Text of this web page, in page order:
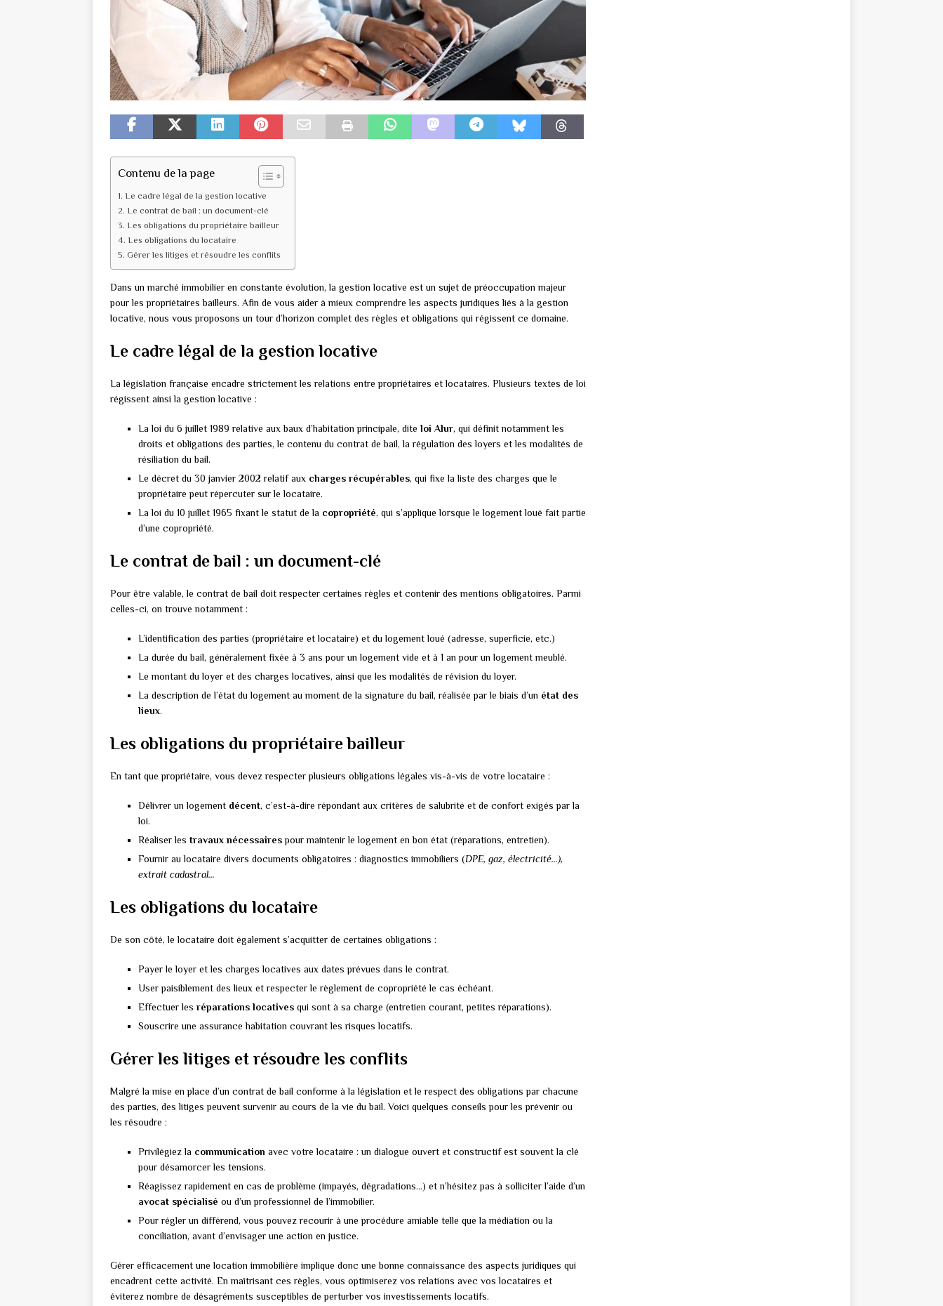
Contenu de la page
Le cadre légal de la gestion locative
Le contrat de bail : un document-clé
Les obligations du propriétaire bailleur
Les obligations du locataire
Gérer les litiges et résoudre les conflits
Dans un marché immobilier en constante évolution, la gestion locative est un sujet de préoccupation majeur
pour les propriétaires bailleurs. Afin de vous aider à mieux comprendre les aspects juridiques liés à la gestion
locative, nous vous proposons un tour d’horizon complet des règles et obligations qui régissent ce domaine.
Le cadre légal de la gestion locative
La législation française encadre strictement les relations entre propriétaires et locataires. Plusieurs textes de loi
régissent ainsi la gestion locative :
La loi du 6 juillet 1989 relative aux baux d’habitation principale, dite loi Alur, qui définit notamment les
droits et obligations des parties, le contenu du contrat de bail, la régulation des loyers et les modalités de
résiliation du bail.
Le décret du 30 janvier 2002 relatif aux charges récupérables, qui fixe la liste des charges que le
propriétaire peut répercuter sur le locataire.
La loi du 10 juillet 1965 fixant le statut de la copropriété, qui s’applique lorsque le logement loué fait partie
d’une copropriété.
Le contrat de bail : un document-clé
Pour être valable, le contrat de bail doit respecter certaines règles et contenir des mentions obligatoires. Parmi
celles-ci, on trouve notamment :
L’identification des parties (propriétaire et locataire) et du logement loué (adresse, superficie, etc.)
La durée du bail, généralement fixée à 3 ans pour un logement vide et à 1 an pour un logement meublé.
Le montant du loyer et des charges locatives, ainsi que les modalités de révision du loyer.
La description de l’état du logement au moment de la signature du bail, réalisée par le biais d’un état des
lieux.
Les obligations du propriétaire bailleur
En tant que propriétaire, vous devez respecter plusieurs obligations légales vis-à-vis de votre locataire :
Délivrer un logement décent, c’est-à-dire répondant aux critères de salubrité et de confort exigés par la
loi.
Réaliser les travaux nécessairespour maintenir le logement en bon état (réparations, entretien).
Fournir au locataire divers documents obligatoires : diagnostics immobiliers (DPE, gaz, électricité…),
extrait cadastral…
Les obligations du locataire
De son côté, le locataire doit également s’acquitter de certaines obligations :
Payer le loyer et les charges locatives aux dates prévues dans le contrat.
User paisiblement des lieux et respecter le règlement de copropriété le cas échéant.
Effectuer les réparations locatives qui sont à sa charge (entretien courant, petites réparations).
Souscrire une assurance habitation couvrant les risques locatifs.
Gérer les litiges et résoudre les conflits
Malgré la mise en place d’un contrat de bail conforme à la législation et le respect des obligations par chacune
des parties, des litiges peuvent survenir au cours de la vie du bail. Voici quelques conseils pour les prévenir ou
les résoudre :
Privilégiez la communication avec votre locataire : un dialogue ouvert et constructif est souvent la clé
pour désamorcer les tensions.
Réagissez rapidement en cas de problème (impayés, dégradations…) et n’hésitez pas à solliciter l’aide d’un
avocat spécialisé ou d’un professionnel de l’immobilier.
Pour régler un différend, vous pouvez recourir à une procédure amiable telle que la médiation ou la
conciliation, avant d’envisager une action en justice.
Gérer efficacement une location immobilière implique donc une bonne connaissance des aspects juridiques qui
encadrent cette activité. En maîtrisant ces règles, vous optimiserez vos relations avec vos locataires et
éviterez nombre de désagréments susceptibles de perturber vos investissements locatifs.